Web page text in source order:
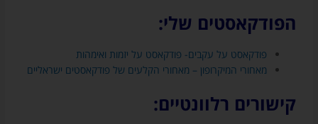
הפודקאסטים שלי:
פודקאסט על עקבים- פודקאסט על יזמות ואימהות
מאחורי המיקרופון – מאחורי הקלעים של פודקאסטים ישראליים
קישורים רלוונטיים: